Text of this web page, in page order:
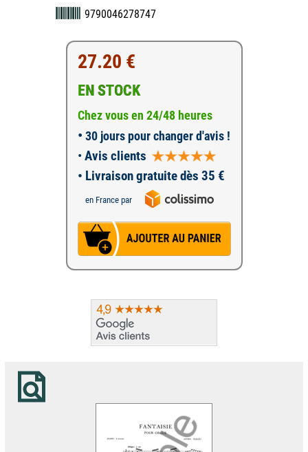
9790046278747
27.20 €
EN STOCK
Chez vous en 24/48 heures
• 30 jours pour changer d'avis !
• Avis clients
• Livraison gratuite dès 35 €
en France par